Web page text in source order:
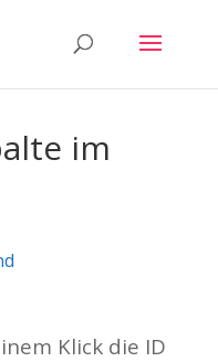
im
Klick die ID